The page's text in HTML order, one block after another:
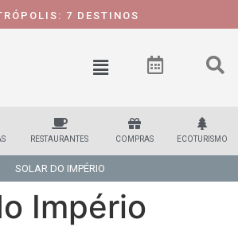
7 DESTINOS
RESTAURANTES COMPRAS ECOTURISMO
SOLAR DO IMPÉRIO
Império